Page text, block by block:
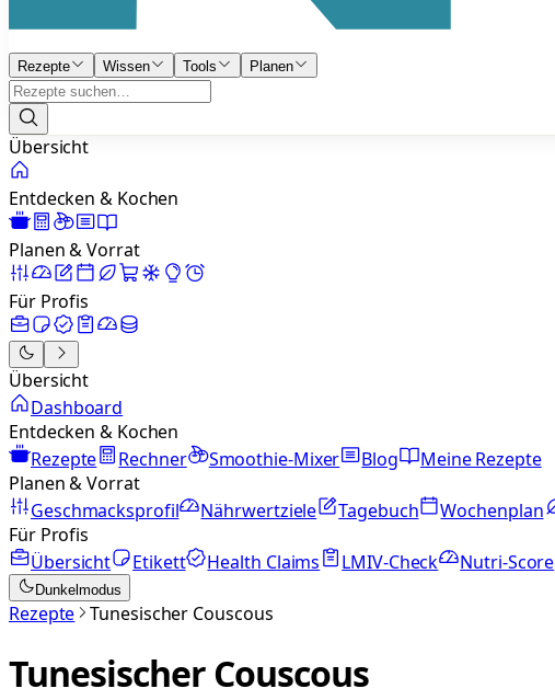
Rezepte Wissen Tools Planen
Übersicht
Entdecken & Kochen
Planen & Vorrat
Für Profis
Übersicht
Dashboard
Entdecken & Kochen
Rezepte
Rechner Smoothie-Mixer Blog
Meine Rezepte
Planen & Vorrat
Geschmacksprofil
Nährwertziele Tagebuch Wochenplan
Für Profis
Übersicht
Etikett Health Claims LMIV-Check Nutri-Score
Dunkelmodus
Rezepte Tunesischer Couscous
Tunesischer Couscous